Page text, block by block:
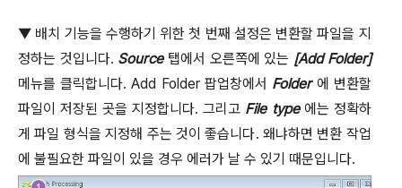
▼ 배치 기능을 수행하기 위한 첫 번째 설정은 변환할 파일을 지
정하는 것입니다. Source 탭에서 오른쪽에 있는 [Add Folder]
메뉴를 클릭합니다. Add Folder 팝업창에서 Folder 에 변환할
파일이 저장된 곳을 지정합니다.그리고 File type 에는 정확하
게 파일 형식을 지정해 주는 것이 좋습니다. 왜냐하면 변환 작업
에 불필요한 파일이 있을 경우 에러가 날 수 있기 때문입니다.